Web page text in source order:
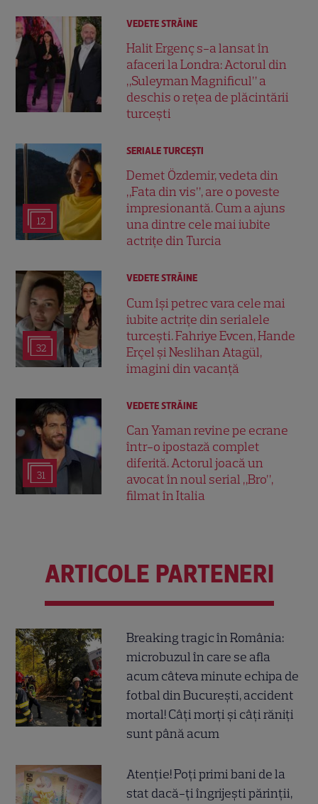
VEDETE STRĂINE
Halit Ergenç s-a lansat în
afaceri la Londra: Actorul din
„Suleyman Magnificul” a
deschis o rețea de plăcintării
turcești
12
SERIALE TURCEŞTI
Demet Özdemir, vedeta din
„Fata din vis”, are o poveste
impresionantă. Cum a ajuns
una dintre cele mai iubite
actrițe din Turcia
32
VEDETE STRĂINE
Cum își petrec vara cele mai
iubite actrițe din serialele
turcești. Fahriye Evcen, Hande
Erçel și Neslihan Atagül,
imagini din vacanță
31
VEDETE STRĂINE
Can Yaman revine pe ecrane
într-o ipostază complet
diferită. Actorul joacă un
avocat în noul serial „Bro”,
filmat în Italia
ARTICOLE PARTENERI
Breaking tragic în România:
microbuzul în care se afla
acum câteva minute echipa de
fotbal din București, accident
mortal! Câți morți și câți răniți
sunt până acum
Atenție! Poți primi bani de la
stat dacă-ți îngrijești părinții,